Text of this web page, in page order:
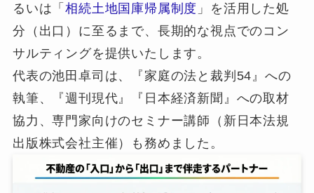
るいは「相続土地国庫帰属制度 」を活用した処
分（出口）に至るまで、長期的な視点でのコン
サルティングを提供いたします。
代表の池田卓司は、『家庭の法と裁判54』への
執筆、『週刊現代』『日本経済新聞』への取材
協力、専門家向けのセミナー講師（新日本法規
出版株式会社主催）も務めました。